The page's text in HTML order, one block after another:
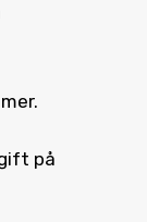
på